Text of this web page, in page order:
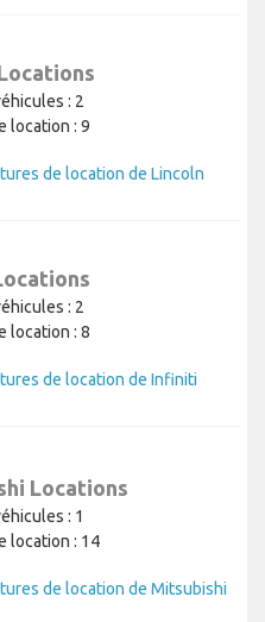
: 2
location : 9
de location de Lincoln
: 2
location : 8
de location de Infiniti
Locations
: 1
location : 14
de location de Mitsubishi